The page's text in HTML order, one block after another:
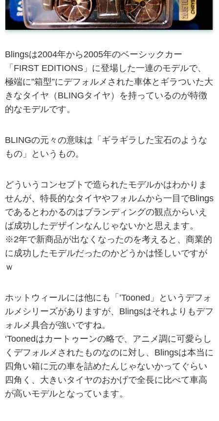
Blingsは2004年から2005年のベーシックカー
「FIRST EDITIONS」に登場した一連のモデルで、
極端に”箱型”にデフォルメされた車体とギラついた大
きなタイヤ（BLINGタイヤ）を持っているのが特徴
的なモデルです。
BLINGの元々の意味は「ギラギラした宝石のような
もの」というもの。
どういうコンセプトで造られたモデルかはわかりま
せんが、特長的なタイヤやフォルムから一目でBlings
であるとわかるのはブランディングの観点からいえ
ば成功したデザインなんじゃないかと思えます。
※2年で新商品が出なくなったのを考えると、商業的
に成功したモデルだったのかどうかは怪しいですが
ｗ
ホットウィールには他にも「’Tooned」というデフォ
ルメシリーズがありますが、Blingsはそれよりもデフ
ォルメ具合が強いですね。
‘Toonedはカートゥーンの略で、アニメ調に可愛らし
くデフォルメされたものなのに対し、Blingsは本当に
四角い箱に元の車を詰めたんじゃないかってぐらい
四角く、大きいタイヤのおかげで全長に比べて車高
が高いモデルとなっています。